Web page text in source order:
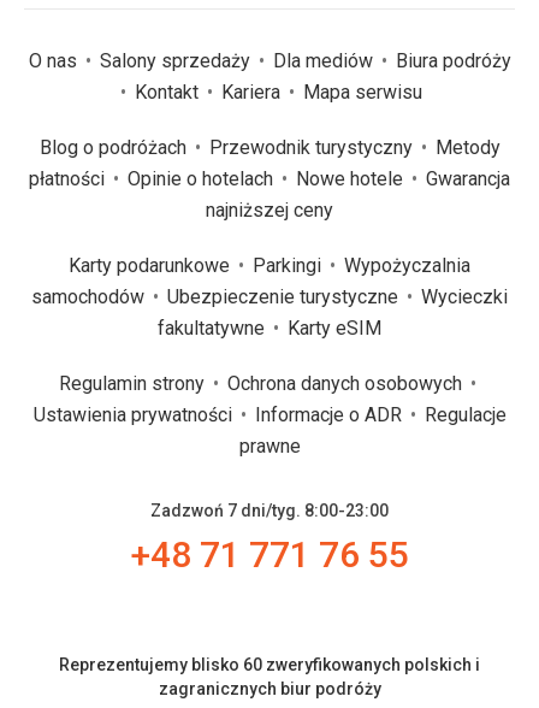
O nas Salony sprzedaży Dla mediów
Biura podróży
Kontakt
Kariera Mapa serwisu
Blog o podróżach Przewodnik turystyczny
Metody
płatności
Opinie o hotelach Nowe hotele
Gwarancja
najniższej ceny
Karty podarunkowe Parkingi
Wypożyczalnia
samochodów
Ubezpieczenie turystyczne
Wycieczki
fakultatywne
Karty eSIM
Regulamin strony
Ochrona danych osobowych
Ustawienia prywatności
Informacje o ADR
Regulacje
prawne
Zadzwoń 7 dni/tyg. 8:00-23:00
+48 71 771 76 55
Reprezentujemy blisko 60 zweryfikowanych polskich i
zagranicznych biur podróży